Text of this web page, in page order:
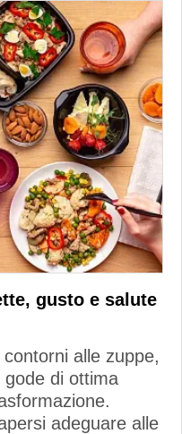
gusto e salute
alle zuppe,
di ottima
adeguare alle